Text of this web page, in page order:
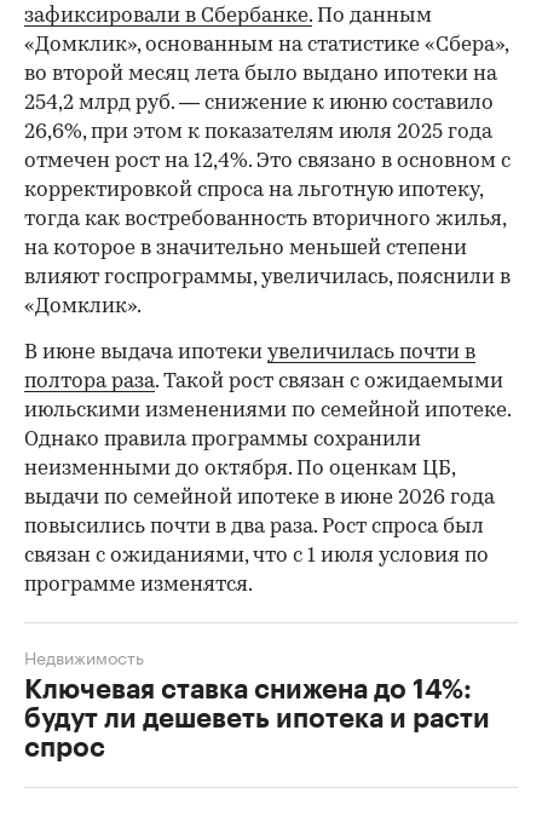
зафиксировали в Сбербанке. По данным
«Домклик», основанным на статистике «Сбера»,
во второй месяц лета было выдано ипотеки на
254,2 млрд руб. — снижение к июню составило
26,6%, при этом к показателям июля 2025 года
отмечен рост на 12,4%. Это связано в основном с
корректировкой спроса на льготную ипотеку,
тогда как востребованность вторичного жилья,
на которое в значительно меньшей степени
влияют госпрограммы, увеличилась, пояснили в
«Домклик».
В июне выдача ипотеки увеличилась почти в
полтора раза. Такой рост связан с ожидаемыми
июльскими изменениями по семейной ипотеке.
Однако правила программы сохранили
неизменными до октября. По оценкам ЦБ,
выдачи по семейной ипотеке в июне 2026 года
повысились почти в два раза. Рост спроса был
связан с ожиданиями, что с 1 июля условия по
программе изменятся.
Ключевая ставка снижена до 14%:
будут ли дешеветь ипотека и расти
спрос
Недвижимость